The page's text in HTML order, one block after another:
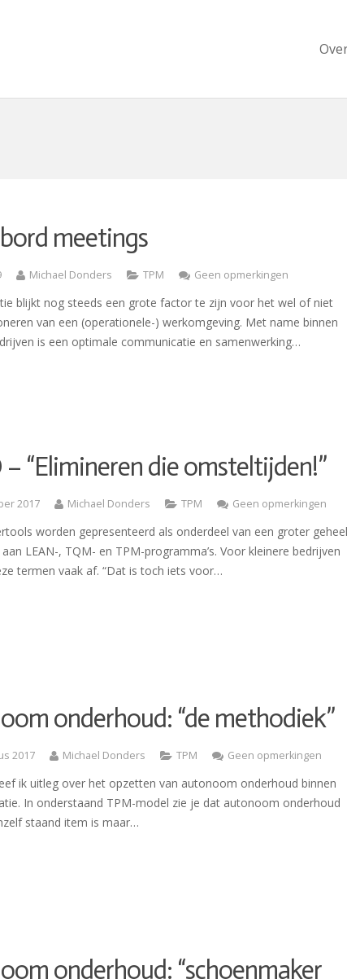
meetings
Michael Donders TPM Geen opmerkingen
blijkt nog steeds een grote factor te zijn voor het wel of niet
van een (operationele-) werkomgeving. Met name binnen
is een optimale communicatie en samenwerking…
– “Elimineren die omsteltijden!”
2017 Michael Donders TPM Geen opmerkingen
worden gepresenteerd als onderdeel van een groter
LEAN-, TQM- en TPM-programma’s. Voor kleinere bedrijven
termen vaak af. “Dat is toch iets voor…
onderhoud: “de methodiek”
2017 Michael Donders TPM Geen opmerkingen
ik uitleg over het opzetten van autonoom onderhoud binnen
In onderstaand TPM-model zie je dat autonoom onderhoud
staand item is maar…
onderhoud: “schoenmaker